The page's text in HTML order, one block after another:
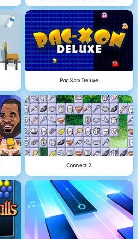
Pac Xon Deluxe
Connect 2